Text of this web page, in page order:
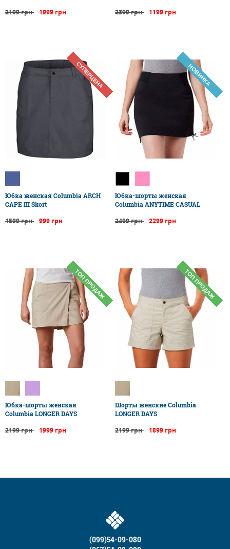
2199 грн 1999 грн 2399 грн 1199 грн
СУПЕРЦЕНА
Юбка женская Columbia ARCH
CAPE III Skort
1599 грн 999 грн
НОВИНКА
Юбка-шорты женская
Columbia ANYTIME CASUAL
2499 грн 2299 грн
ТОП ПРОДАЖ
Юбка-шорты женская
Columbia LONGER DAYS
2199 грн 1999 грн
ТОП ПРОДАЖ
Шорты женские Columbia
LONGER DAYS
2199 грн 1899 грн
(099)54-09-080